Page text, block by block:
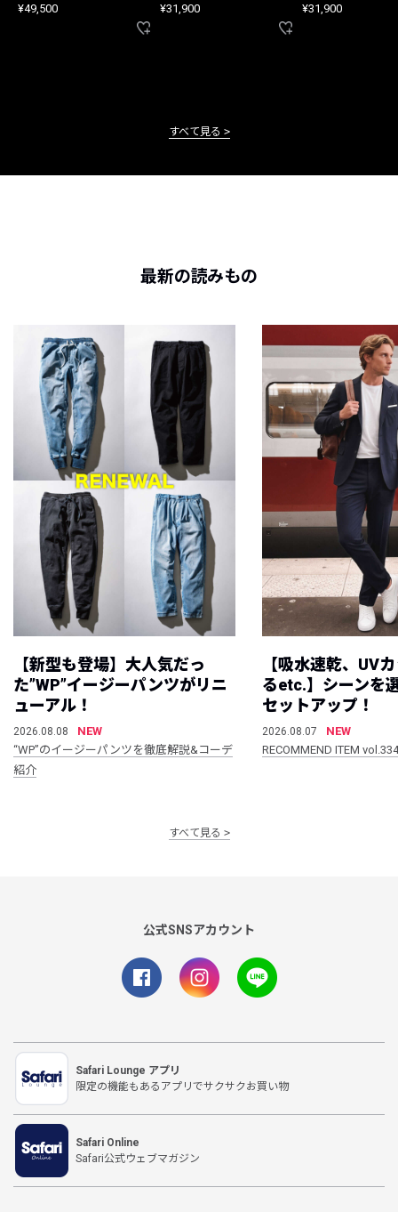
¥49,500 ¥31,900 ¥31,900
すべて見る
最新の読みもの
【新型も登場】大人気だっ
た”WP”イージーパンツがリニ
ューアル！
2026.08.08
NEW
“WP”のイージーパンツを徹底解説&コーデ
紹介
【吸水速乾、UV
るetc.】シーンを
セットアップ！
2026.08.07
NEW
RECOMMEND ITEM vol.334
すべて見る
公式SNSアカウント
Safari Lounge アプリ
限定の機能もあるアプリでサクサクお買い物
Safari Online
Safari公式ウェブマガジン